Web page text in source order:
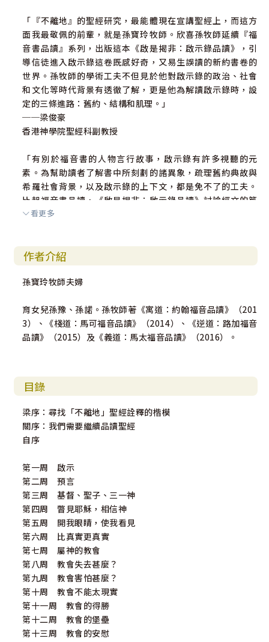
「『不離地』的聖經研究，最能體現在宣講聖經上，而這方
面我最敬佩的前輩，就是孫寶玲牧師。欣喜孫牧師延續『福
音書品讀』系列，出版這本《啟是揭非：啟示錄品讀》，引
導信徒進入啟示錄這卷既感好奇，又易生誤讀的新約書卷的
世界。孫牧師的學術工夫不但見於他對啟示錄的政治、社會
和文化等時代背景有透徹了解，更是他為解讀啟示錄時，設
定的三條進路：舊約、結構和肌理。」
──梁俊豪
香港神學院聖經科副教授
「有別於福音書的人物言行故事，啟示錄有許多視聽的元
素。為幫助讀者了解書中所刻劃的諸異象，疏理舊約典故與
希羅社會背景，以及啟示錄的上下文，都是免不了的工夫。
比起福音書品讀，《啟是揭非：啟示錄品讀》討論經文的篇
幅就顯著增加了，扎實的研經工夫由後台走到前台。」
看更多
作者介紹
孫寶玲牧師夫婦
育女兒孫豫、孫諾。孫牧師著《寓道：約翰福音品讀》（201
3）、《棧道：馬可福音品讀》（2014）、《逆道：路加福音
品讀》（2015）及《義道：馬太福音品讀》（2016）。
目錄
梁序：尋找「不離地」聖經詮釋的楷模
關序：我們需要繼續品讀聖經
自序
第一周 啟示
第二周 預言
第三周 基督、聖子、三一神
第四周 瞥見耶穌，相信神
第五周 開我眼睛，使我看見
第六周 比真實更真實
第七周 屬神的教會
第八周 教會失去甚麼？
第九周 教會害怕甚麼？
第十周 教會不能太現實
第十一周 教會的得勝
第十二周 教會的堡壘
第十三周 教會的安慰